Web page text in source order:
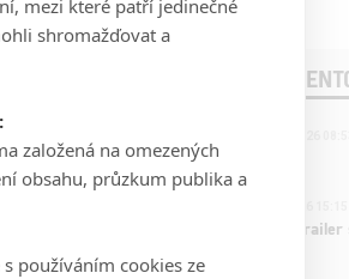
POSLEDNÍ
拆彈專家
Harry Potter: První trailer
mezi které patří jedinečné
shromažďovat a
založená na omezených
obsahu, průzkum publika a
používáním cookies ze